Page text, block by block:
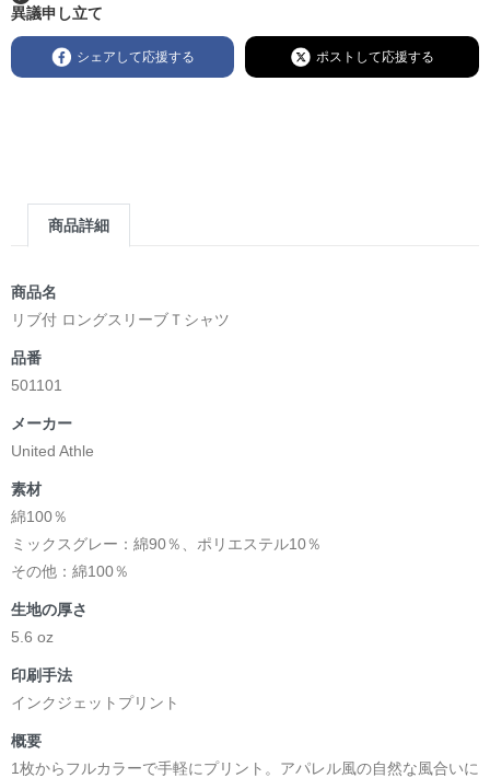
異議申し立て
シェアして応援する ポストして応援する
商品詳細
商品名
リブ付 ロングスリーブＴシャツ
品番
501101
メーカー
United Athle
素材
綿100％
ミックスグレー：綿90％、ポリエステル10％
その他：綿100％
生地の厚さ
5.6 oz
印刷手法
インクジェットプリント
概要
1枚からフルカラーで手軽にプリント。アパレル風の自然な風合いに